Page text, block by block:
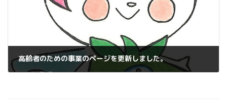
高齢者のための事業のページを更新しました。
2026年6月8日